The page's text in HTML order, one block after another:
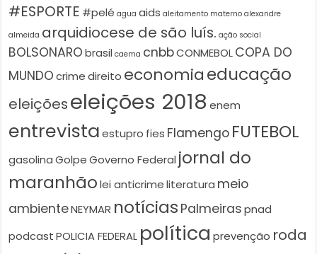
#ESPORTE #pelé agua aids aleitamento materno alexandre
almeida arquidiocese de são luís. ação social
BOLSONARO brasil caema cnbbCONMEBOLCOPA DO
MUNDO crime direito economiaeducação
eleiçõeseleições 2018 enem
entrevista estupro fies Flamengo FUTEBOL
gasolina Golpe Governo Federal jornal do
maranhão lei anticrime literatura meio
ambienteNEYMAR notícias Palmeiras pnad
podcast POLICIA FEDERAL política prevenção roda